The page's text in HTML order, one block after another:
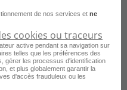
F
de nos services et ne
cookies ou traceurs
active pendant sa navigation sur
telles que les préférences des
gérer les processus d'identification
et plus globalement garantir la
d'accès frauduleux ou les